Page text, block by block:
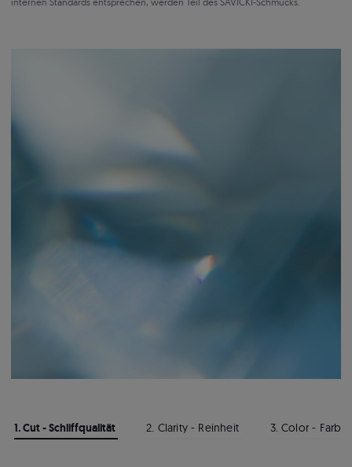
1. Cut - Schliffqualität 2. Clarity - Reinheit 3. Color - Farbe